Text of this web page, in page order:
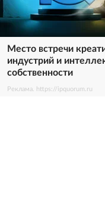
Место встречи
индустрий и
собственности
Реклама. https://ipquorum.ru